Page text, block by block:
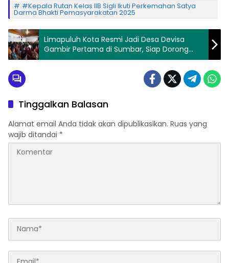
#Kepala Rutan Kelas IIB Sigli Ikuti Perkemahan Satya
Darma Bhakti Pemasyarakatan 2025
Limapuluh Kota Resmi Jadi Desa Devisa
Gambir Pertama di Sumbar, Siap Dorong
Petani Naik Kelas
Tinggalkan Balasan
Alamat email Anda tidak akan dipublikasikan. Ruas yang
wajib ditandai *